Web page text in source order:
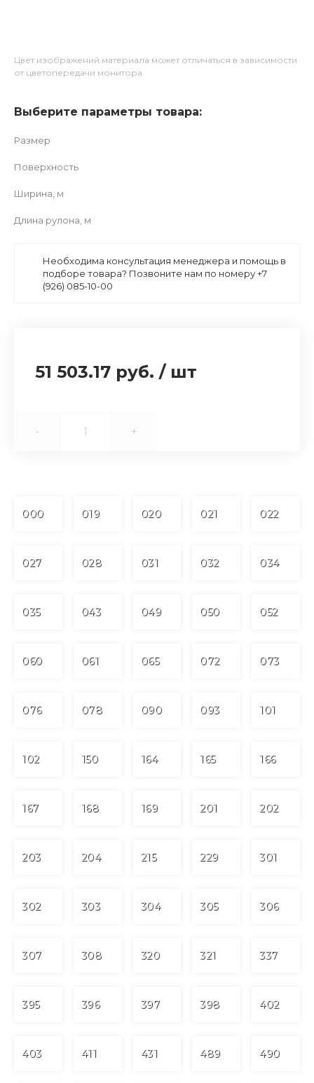
Цвет изображений материала может отличаться в зависимости
от цветопередачи монитора
Выберите параметры товара:
Размер
Поверхность
Ширина, м
Длина рулона, м
Необходима консультация менеджера и помощь в
подборе товара? Позвоните нам по номеру +7
(926) 085-10-00
51 503.17 руб. / шт
- +
000 019 020 021 022
027 028 031 032 034
035 043 049 050 052
060 061 065 072 073
076 078 090 093 101
102 150 164 165 166
167 168 169 201 202
203 204 215 229 301
302 303 304 305 306
307 308 320 321 337
395 396 397 398 402
403 411 431 489 490